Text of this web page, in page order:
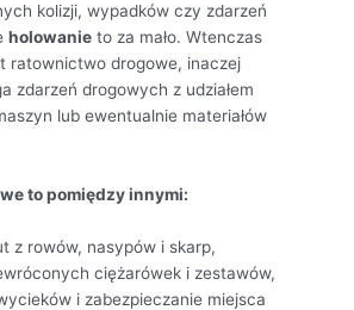
kolizji, wypadków czy zdarzeń
holowanie to za mało. Wtenczas
ratownictwo drogowe, inaczej
zdarzeń drogowych z udziałem
lub ewentualnie materiałów
to pomiędzy innymi:
z rowów, nasypów i skarp,
ciężarówek i zestawów,
i zabezpieczanie miejsca